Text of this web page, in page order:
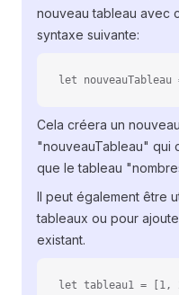
nouveau tableau avec
syntaxe suivante:
let
Cela créera un
"nouveauTableau" qui
que le tableau
Il peut également être
tableaux ou pour
existant.
let tableau1 = [1,